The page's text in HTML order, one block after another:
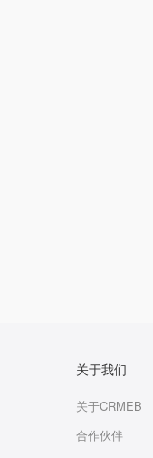
关于我们
关于CRMEB
合作伙伴